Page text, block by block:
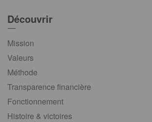
Découvrir
Mission
Valeurs
Méthode
Transparence financière
Fonctionnement
Histoire & victoires